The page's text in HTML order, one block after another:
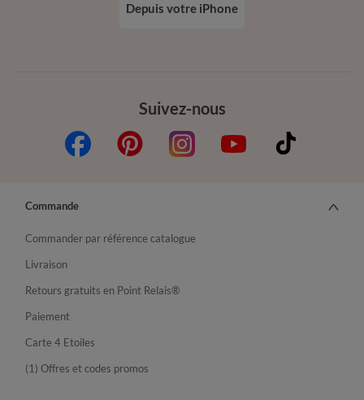
Suivez-nous
Depuis votre iPhone
Commande
Commander par référence catalogue
Livraison
Retours gratuits en Point Relais®
Paiement
Carte 4 Etoiles
(1) Offres et codes promos